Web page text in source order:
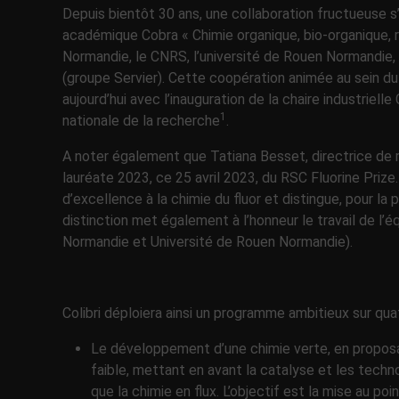
Depuis bientôt 30 ans, une collaboration fructueuse
académique Cobra « Chimie organique, bio-
Normandie, le CNRS, l’université de Rouen
(groupe Servier). Cette coopération animée au sein
aujourd’hui avec l’inauguration de la chaire
nationale de la recherche1 .
A noter également que Tatiana Besset, directrice de
lauréate 2023, ce 25 avril 2023, du RSC Fluorine
d’excellence à la chimie du fluor et distingue, pour
distinction met également à l’honneur le travail de
Normandie et Université de Rouen Normandie).
Colibri déploiera ainsi un programme ambitieux sur
Le développement d’une chimie verte, en
faible, mettant en avant la catalyse et les
que la chimie en flux. L’objectif est la mise au